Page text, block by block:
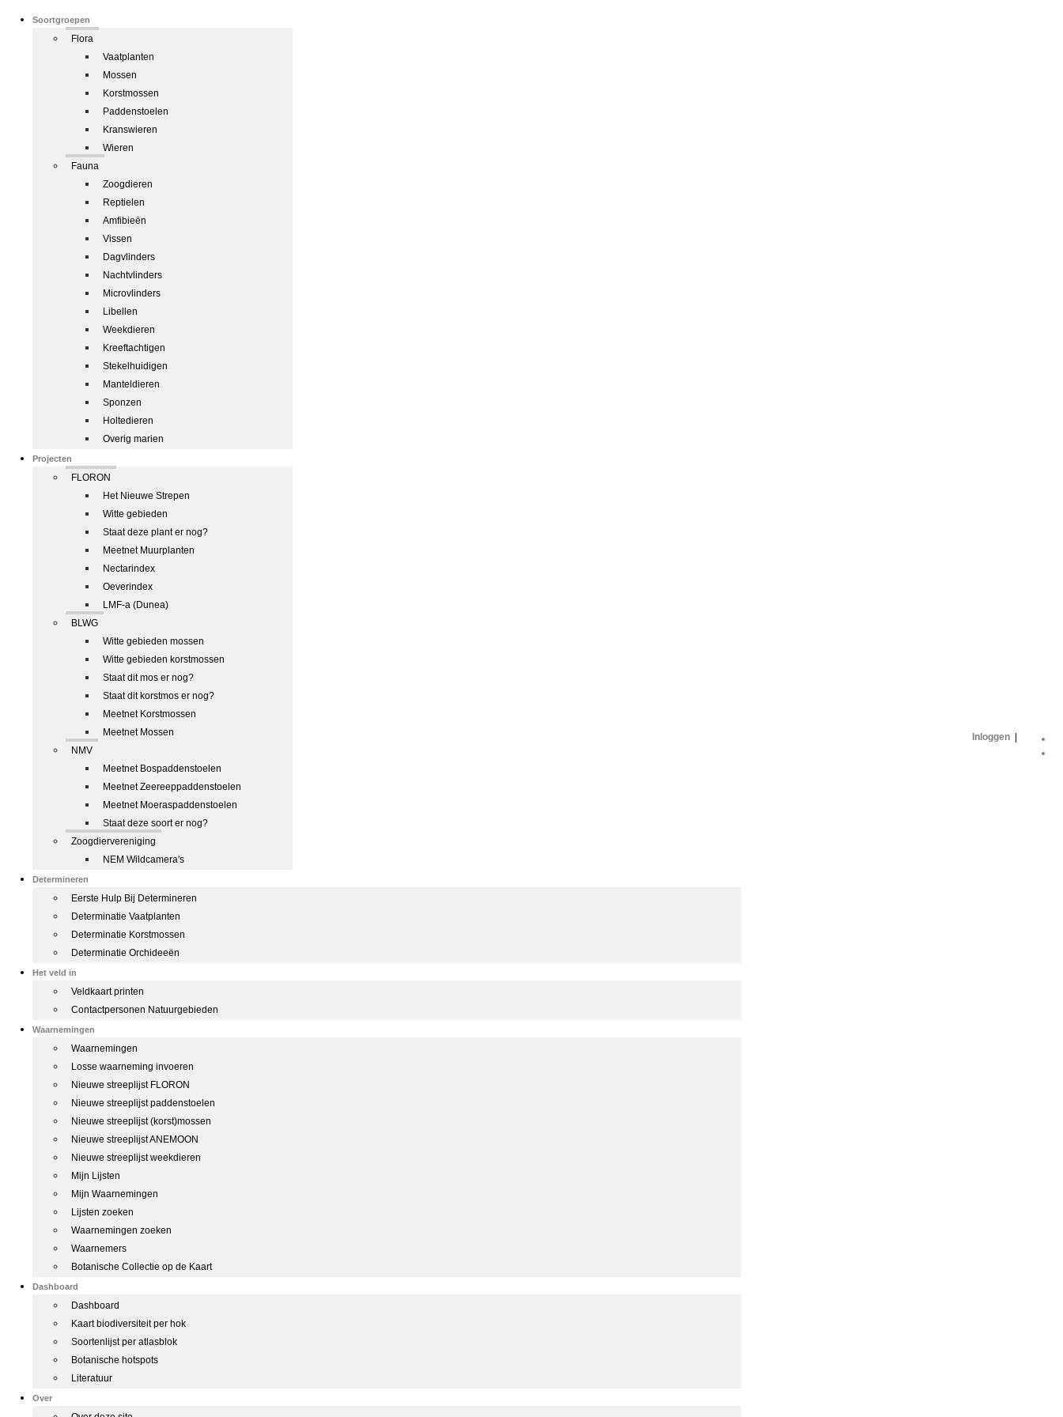
Soortgroepen
Flora
Vaatplanten
Mossen
Korstmossen
Paddenstoelen
Kranswieren
Wieren
Fauna
Zoogdieren
Reptielen
Amfibieën
Vissen
Dagvlinders
Nachtvlinders
Microvlinders
Libellen
Weekdieren
Kreeftachtigen
Stekelhuidigen
Manteldieren
Sponzen
Holtedieren
Overig marien
Projecten
FLORON
Het Nieuwe Strepen
Witte gebieden
Staat deze plant er nog?
Meetnet Muurplanten
Nectarindex
Oeverindex
LMF-a (Dunea)
BLWG
Witte gebieden mossen
Witte gebieden korstmossen
Staat dit mos er nog?
Staat dit korstmos er nog?
Meetnet Korstmossen
Meetnet Mossen
NMV
Meetnet Bospaddenstoelen
Meetnet Zeereeppaddenstoelen
Meetnet Moeraspaddenstoelen
Staat deze soort er nog?
Zoogdiervereniging
NEM Wildcamera's
Determineren
Eerste Hulp Bij Determineren
Determinatie Vaatplanten
Determinatie Korstmossen
Determinatie Orchideeën
Het veld in
Veldkaart printen
Contactpersonen Natuurgebieden
Waarnemingen
Waarnemingen
Losse waarneming invoeren
Nieuwe streeplijst FLORON
Nieuwe streeplijst paddenstoelen
Nieuwe streeplijst (korst)mossen
Nieuwe streeplijst ANEMOON
Nieuwe streeplijst weekdieren
Mijn Lijsten
Mijn Waarnemingen
Lijsten zoeken
Waarnemingen zoeken
Waarnemers
Botanische Collectie op de Kaart
Dashboard
Dashboard
Kaart biodiversiteit per hok
Soortenlijst per atlasblok
Botanische hotspots
Literatuur
Over
Inloggen